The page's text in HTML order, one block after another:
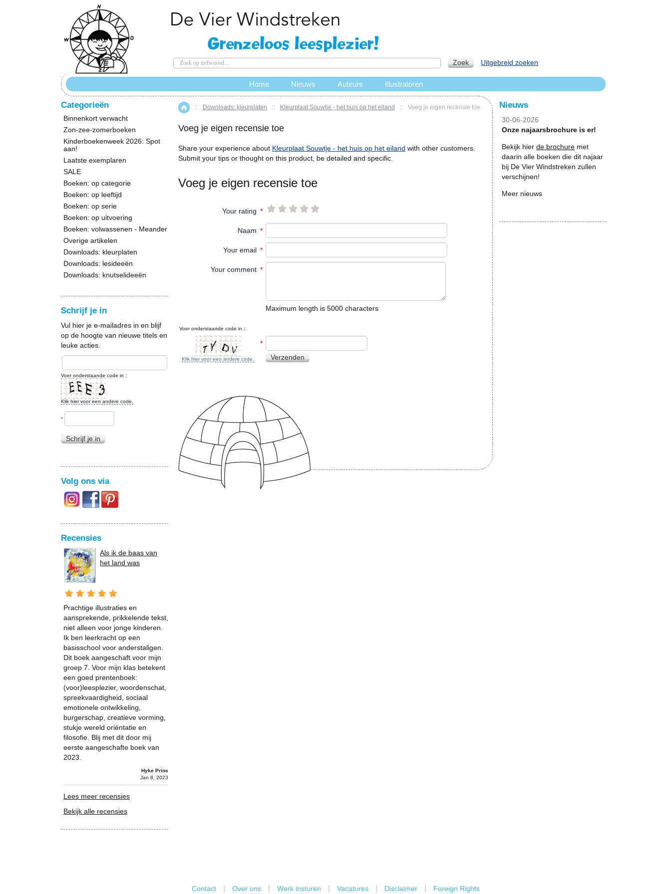
Home
:: Downloads: kleurplaten :: Kleurplaat Souwtje - het huis op het eiland :: Voeg je eigen recensie toe
Voeg je eigen recensie toe
Share your experience about Kleurplaat Souwtje - het huis op het eiland with other customers.
Submit your tips or thought on this product, be detailed and specific.
Voeg je eigen recensie toe
Your rating *
Naam *
Your email *
Your comment *
Maximum length is 5000 characters
Voer onderstaande code in :
Klik hier voor een andere code.
*
Verzenden
Categorieën
Binnenkort verwacht
Zon-zee-zomerboeken
Kinderboekenweek 2026: Spot
aan!
Laatste exemplaren
SALE
Boeken: op categorie
Boeken: op leeftijd
Boeken: op serie
Boeken: op uitvoering
Boeken: volwassenen - Meander
Overige artikelen
Downloads: kleurplaten
Downloads: lesideeën
Downloads: knutselideeën
Schrijf je in
Vul hier je e-mailadres in en blijf
op de hoogte van nieuwe titels en
leuke acties.
Voer onderstaande code in :
Klik hier voor een andere code.
*
Schrijf je in
Volg ons via
Recensies
Als ik de baas van
het land was
Prachtige illustraties en
aansprekende, prikkelende tekst,
niet alleen voor jonge kinderen.
Ik ben leerkracht op een
basisschool voor anderstaligen.
Dit boek aangeschaft voor mijn
groep 7. Voor mijn klas betekent
een goed prentenboek:
(voor)leesplezier, woordenschat,
spreekvaardigheid, sociaal
emotionele ontwikkeling,
burgerschap, creatieve vorming,
stukje wereld oriëntatie en
filosofie. Blij met dit door mij
eerste aangeschafte boek van
2023.
Hyke Prins
Jan 8, 2023
Lees meer recensies
Bekijk alle recensies
Nieuws
30-06-2026
Onze najaarsbrochure is er!
Bekijk hier de brochure met
daarin alle boeken die dit najaar
bij De Vier Windstreken zullen
verschijnen!
Meer nieuws
Zoek Uitgebreid zoeken
Home Nieuws Auteurs Illustratoren
Contact Over ons Werk insturen Vacatures Disclaimer Foreign Rights